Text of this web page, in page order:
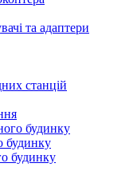
та адаптери
станцій
будинку
будинку
будинку